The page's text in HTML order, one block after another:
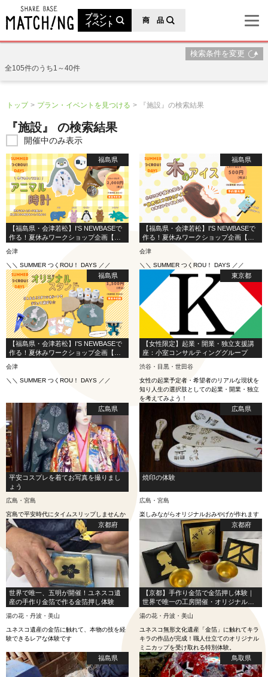
プラン・
イベント
商 品
検索条件を変更
全105件のうち1～40件
トップ プラン・イベントを見つける 『施設』の検索結果
『施設』 の検索結果
開催中のみ表示
福島県
【福島県・会津若松】I'S NEWBASEで
作る！夏休みワークショップ企画【ア
会津
＼＼ SUMMER つくROU！ DAYS ／／
福島県
【福島県・会津若松】I'S NEWBASEで
作る！夏休みワークショップ企画【木
会津
＼＼ SUMMER つくROU！ DAYS ／／
福島県
【福島県・会津若松】I'S NEWBASEで
作る！夏休みワークショップ企画【オ
会津
＼＼ SUMMER つくROU！ DAYS ／／
東京都
【女性限定】起業・開業・独立支援講
座：小室コンサルティンググループ
渋谷・目黒・世田谷
女性の起業予定者・希望者のリアルな現状を
知り人生の選択肢としての起業・開業・独立
を考えてみよう！
広島県
平安コスプレを着てお写真を撮りまし
ょう
広島・宮島
宮島で平安時代にタイムスリップしませんか
広島県
焼印の体験
広島・宮島
楽しみながらオリジナルおみやげが作れます
京都府
世界で唯一、五明が開催！ユネスコ遺
産の手作り金箔で作る金箔押し体験
湯の花・丹波・美山
ユネスコ遺産の金箔に触れて、本物の技を経
験できるレアな体験です
京都府
【京都】手作り金箔で金箔押し体験｜
世界で唯一の工房開催・オリジナルミ
湯の花・丹波・美山
ユネスコ無形文化遺産「金箔」に触れてキラ
キラの作品が完成！職人仕立てのオリジナル
ミニカップを受け取れる特別体験。
福島県 鳥取県